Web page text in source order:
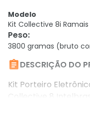
Modelo
Kit Collective 8i Ramais
Peso:
3800 gramas (bruto
DESCRIÇÃO DO
Kit Porteiro
Collective 8